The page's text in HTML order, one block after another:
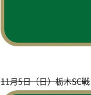
11月5日（日）栃木SC戦